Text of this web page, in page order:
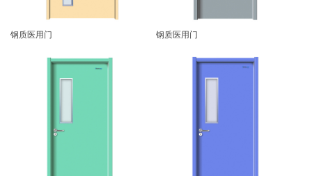
钢质医用门 钢质医用门